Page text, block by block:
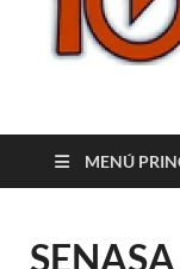
MENÚ